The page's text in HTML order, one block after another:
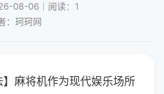
08-06｜阅读：1
：珂珂网
】麻将机作为现代娱乐场所